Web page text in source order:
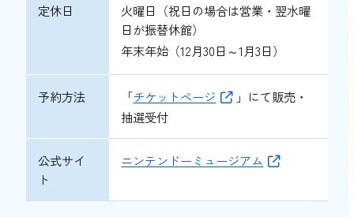
定休日
火曜日（祝日の場合は営業・翌水曜
日が振替休館）
年末年始（12月30日～1月3日）
予約方法 「チケットページ
」にて販売・
抽選受付
公式サイ
ト
ニンテンドーミュージアム